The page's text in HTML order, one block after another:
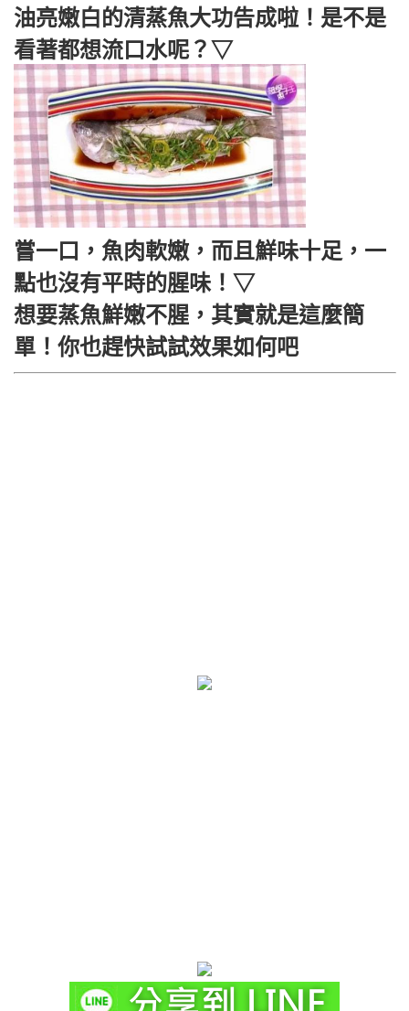
油亮嫩白的清蒸魚大功告成啦！是不是
看著都想流口水呢？▽
嘗一口，魚肉軟嫩，而且鮮味十足，一
點也沒有平時的腥味！▽
想要蒸魚鮮嫩不腥，其實就是這麼簡
單！你也趕快試試效果如何吧